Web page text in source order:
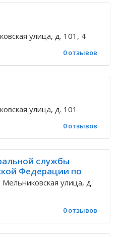
улица, д. 101, 4
0 отзывов
улица, д. 101
0 отзывов
службы
Федерации по
улица, д.
0 отзывов